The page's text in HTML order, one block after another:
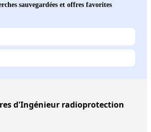
sauvegardées et offres favorites
d'Ingénieur radioprotection